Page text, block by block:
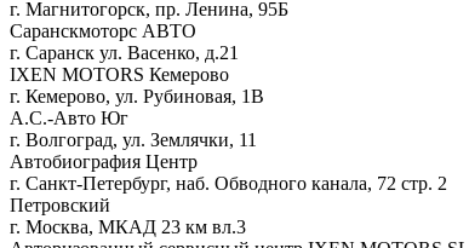
г. Магнитогорск, пр. Ленина, 95Б
Саранскмоторс АВТО
г. Саранск ул. Васенко, д.21
IXEN MOTORS Кемерово
г. Кемерово, ул. Рубиновая, 1В
А.С.-Авто Юг
г. Волгоград, ул. Землячки, 11
Автобиография Центр
г. Санкт-Петербург, наб. Обводного канала, 72 стр. 2
Петровский
г. Москва, МКАД 23 км вл.3